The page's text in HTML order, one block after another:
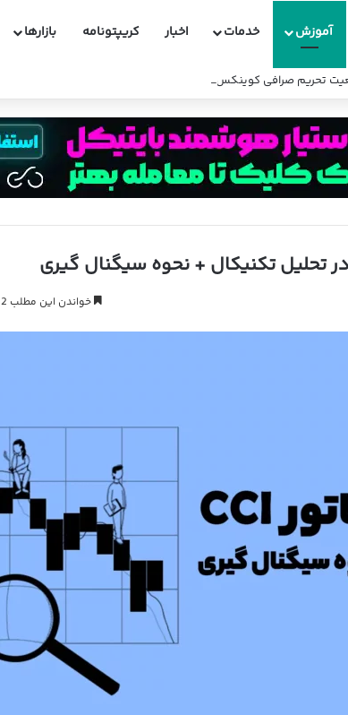
آموزش خدمات اخبار کریپتونامه بازارها
تحریم صرافی کوینکس و دارایی های مسدود شده ایرانیان
خواندن این مطلب 2 دقیقه زمان میبرد